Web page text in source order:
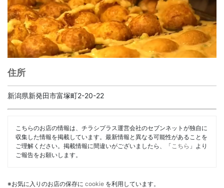
住所
新潟県新発田市富塚町2-20-22
こちらのお店の情報は、チラシプラス運営会社のセブンネットが独自に
収集した情報を掲載しています。最新情報と異なる可能性があることを
ご理解ください。掲載情報に間違いがございましたら、「 こちら 」より
ご報告をお願いします。
※お気に入りのお店の保存に cookie を利用しています。